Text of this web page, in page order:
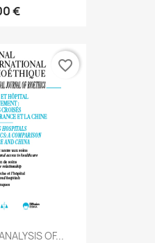
€
OF...
favorite_border